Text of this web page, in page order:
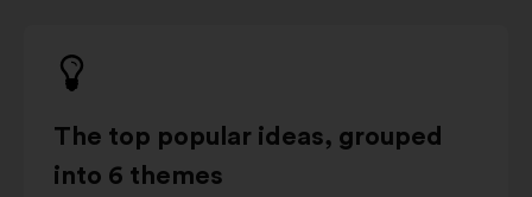
The top popular ideas, grouped
into 6 themes